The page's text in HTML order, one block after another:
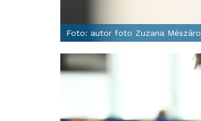
Foto: autor foto Zuzana